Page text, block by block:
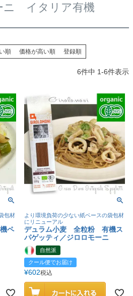
ニ イタリア有機
順 価格が高い順 登録順
6件中 1-6件表示
包材
ペ
より環境負荷の少ない紙ベースの袋包材
にリニューアル
デュラム小麦 全粒粉 有機ス
パゲッティ／ジロロモーニ
自然派
クール便でお届け
¥602税込